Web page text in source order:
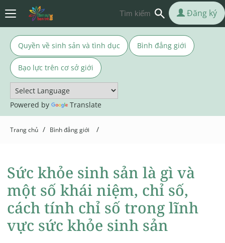
Quyền về sinh sản và tình dục Bình đẳng giới
Bạo lực trên cơ sở giới
Powered by Translate
Đăng ký
Trang chủ / Bình đẳng giới /
Sức khỏe sinh sản là gì và
một số khái niệm, chỉ số,
cách tính chỉ số trong lĩnh
vực sức khỏe sinh sản